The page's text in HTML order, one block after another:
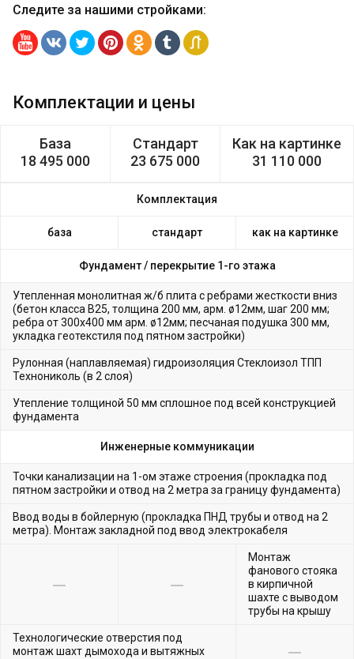
Следите за нашими стройками:
Комплектации и цены
База
18 495 000
Стандарт
23 675 000
Как на картинке
31 110 000
Комплектация
база стандарт как на картинке
Фундамент / перекрытие 1-го этажа
Утепленная монолитная ж/б плита с ребрами жесткости вниз
(бетон класса В25, толщина 200 мм, арм. ø12мм, шаг 200 мм;
ребра от 300х400 мм арм. ø12мм; песчаная подушка 300 мм,
укладка геотекстиля под пятном застройки)
Рулонная (наплавляемая) гидроизоляция Стеклоизол ТПП
Технониколь (в 2 слоя)
Утепление толщиной 50 мм сплошное под всей конструкцией
фундамента
Инженерные коммуникации
Точки канализации на 1-ом этаже строения (прокладка под
пятном застройки и отвод на 2 метра за границу фундамента)
Ввод воды в бойлерную (прокладка ПНД трубы и отвод на 2
метра). Монтаж закладной под ввод электрокабеля
Монтаж
фанового стояка
в кирпичной
шахте с выводом
трубы на крышу
Технологические отверстия под
монтаж шахт дымохода и вытяжных